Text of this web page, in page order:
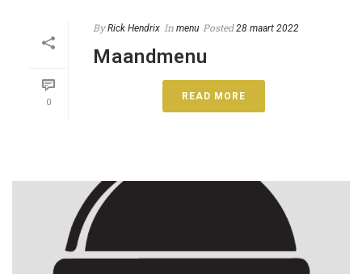
0
By Rick Hendrix In menu Posted 28 maart 2022
Maandmenu
READ MORE